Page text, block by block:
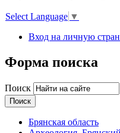
Select Language ▼
Вход на личную
Форма поиска
Поиск
Брянская область